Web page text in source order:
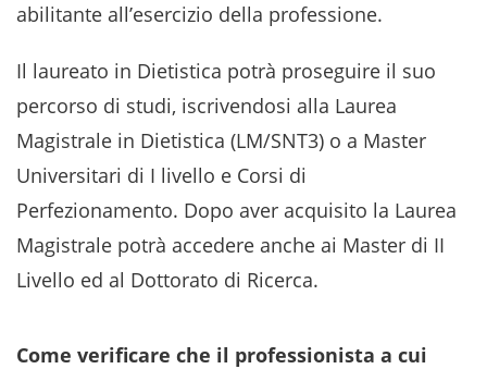
abilitante all’esercizio della professione.
Il laureato in Dietistica potrà proseguire il suo
percorso di studi, iscrivendosi alla Laurea
Magistrale in Dietistica (LM/SNT3) o a Master
Universitari di I livello e Corsi di
Perfezionamento. Dopo aver acquisito la Laurea
Magistrale potrà accedere anche ai Master di II
Livello ed al Dottorato di Ricerca.
Come verificare che il professionista a cui